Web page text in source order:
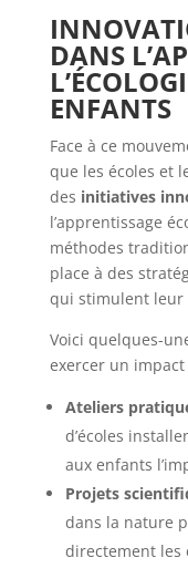
DANS
ENFANTS
Face à ce
que les écoles et
des initiatives
l’apprentissage
méthodes
place à des
qui stimulent leur
Voici quelques-
exercer un
Ateliers
d’écoles
aux enfants
Projets
dans la nature
directement les